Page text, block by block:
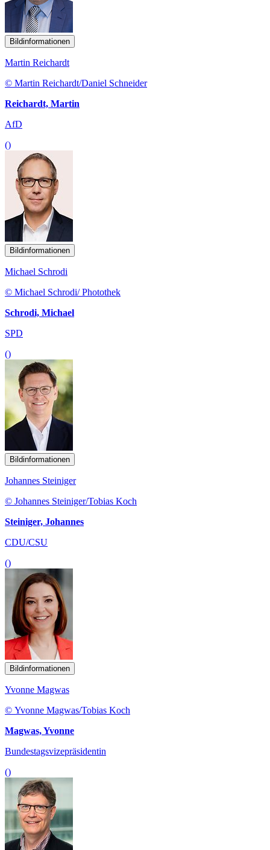
Bildinformationen
Martin Reichardt
© Martin Reichardt/Daniel Schneider
Reichardt, Martin
AfD
()
Bildinformationen
Michael Schrodi
© Michael Schrodi/ Photothek
Schrodi, Michael
SPD
()
Bildinformationen
Johannes Steiniger
© Johannes Steiniger/Tobias Koch
Steiniger, Johannes
CDU/CSU
()
Bildinformationen
Yvonne Magwas
© Yvonne Magwas/Tobias Koch
Magwas, Yvonne
Bundestagsvizepräsidentin
()